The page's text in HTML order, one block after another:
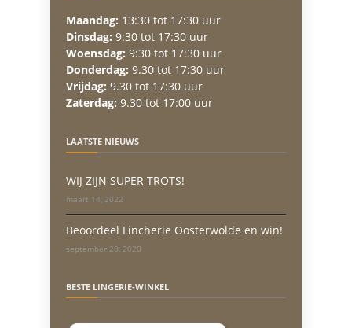
Maandag: 13:30 tot 17:30 uur
Dinsdag: 9:30 tot 17:30 uur
Woensdag: 9:30 tot 17:30 uur
Donderdag: 9.30 tot 17:30 uur
Vrijdag: 9.30 tot 17:30 uur
Zaterdag: 9.30 tot 17:00 uur
LAATSTE NIEUWS
WIJ ZIJN SUPER TROTS!
maart 14, 2022
Beoordeel Lincherie Oosterwolde en win!
september 28, 2020
BESTE LINGERIE-WINKEL